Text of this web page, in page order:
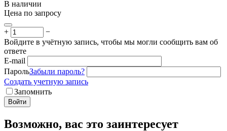
В наличии
Цена по запросу
+
−
Войдите в учётную запись, чтобы мы могли сообщить вам об
ответе
E-mail
ПарольЗабыли пароль?
Создать учетную запись
Запомнить
Войти
Возможно, вас это заинтересует